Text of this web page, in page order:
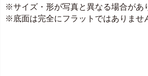
※サイズ・形が写真と異なる場合があ
※底面は完全にフラットではありませ